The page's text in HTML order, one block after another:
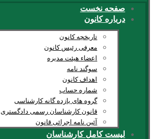
صفحه نخست
درباره کانون
تاریخچه کانون
معرفی رئیس کانون
اعضاء هیئت مدیره
سوگند نامه
اهداف کانون
شماره حساب
گروه های یازده گانه کارشناسی
قانون کارشناسان رسمی دادگستری
آئین نامه اجرائی قانون
لیست کامل کارشناسان